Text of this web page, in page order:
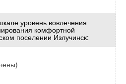
уровень вовлечения
комфортной
поселении Излучинск: